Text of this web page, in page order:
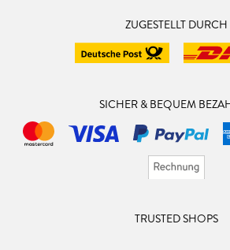
ZUGESTELLT DURCH
SICHER & BEQUEM
TRUSTED SHOPS